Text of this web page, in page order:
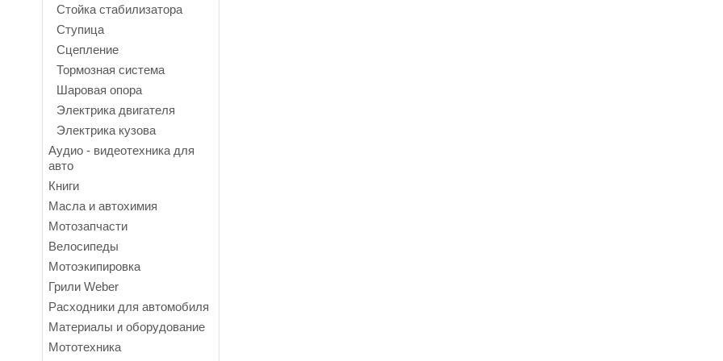
Стойка стабилизатора
Ступица
Сцепление
Тормозная система
Шаровая опора
Электрика двигателя
Электрика кузова
Аудио - видеотехника для
авто
Книги
Масла и автохимия
Мотозапчасти
Велосипеды
Мотоэкипировка
Грили Weber
Расходники для автомобиля
Материалы и оборудование
Мототехника